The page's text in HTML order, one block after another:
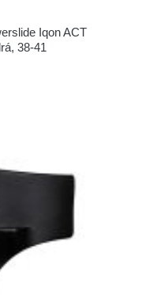
Iqon ACT
38-41